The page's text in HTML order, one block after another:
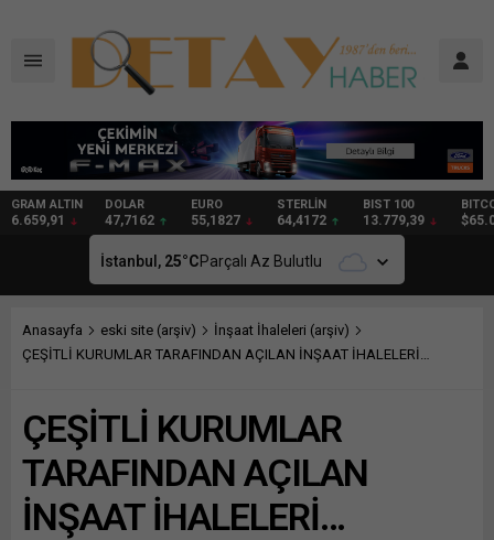
DOLAR
47,7162
EURO
55,1827
STERLİN
64,4172
BIST 100
13.779,39
BITCOIN
$65.040 97,98
İstanbul, 25°CParçalı Az Bulutlu
Anasayfa eski site (arşiv)
İnşaat İhaleleri (arşiv)
ÇEŞİTLİ KURUMLAR TARAFINDAN AÇILAN İNŞAAT İHALELERİ…
ÇEŞİTLİ KURUMLAR
TARAFINDAN AÇILAN
İNŞAAT İHALELERİ…